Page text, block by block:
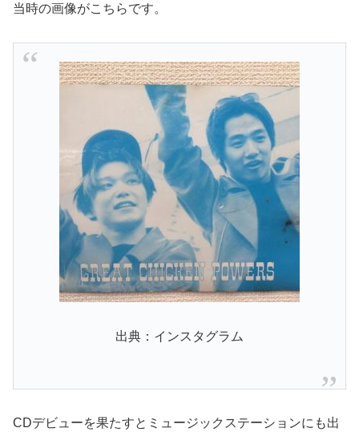
当時の画像がこちらです。
出典：インスタグラム
CDデビューを果たすとミュージックステーションにも出